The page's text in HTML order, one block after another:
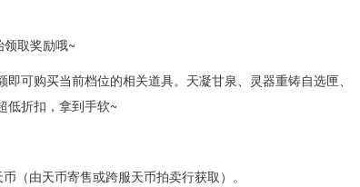
领取奖励哦~
可购买当前档位的相关道具。天凝甘泉、灵器重铸自选匣、
低折扣，拿到手软~
（由天币寄售或跨服天币拍卖行获取）。